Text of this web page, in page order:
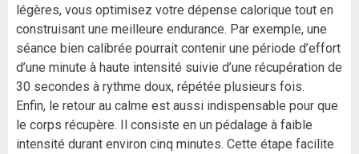
légères, vous optimisez votre dépense calorique tout en
construisant une meilleure endurance. Par exemple, une
séance bien calibrée pourrait contenir une période d’effort
d’une minute à haute intensité suivie d’une récupération de
30 secondes à rythme doux, répétée plusieurs fois.
Enfin, le retour au calme est aussi indispensable pour que
le corps récupère. Il consiste en un pédalage à faible
intensité durant environ cinq minutes. Cette étape facilite